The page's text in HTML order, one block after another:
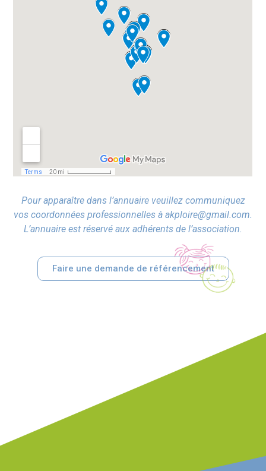
Pour apparaître dans l’annuaire veuillez communiquez
vos coordonnées professionnelles à akploire@gmail.com.
L’annuaire est réservé aux adhérents de l’association.
Faire une demande de référencement